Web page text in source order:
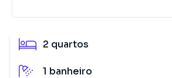
2 quartos
1 banheiro